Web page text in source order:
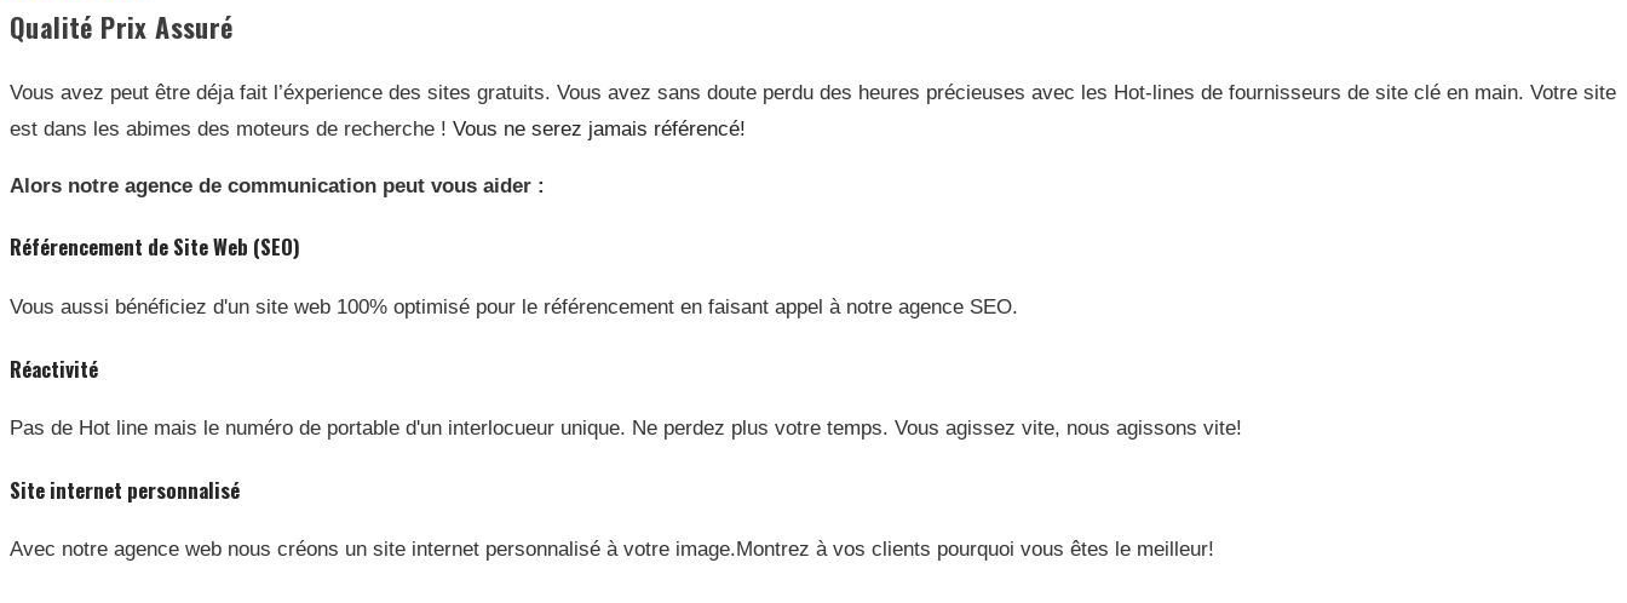
Qualité Prix Assuré
Vous avez peut être déja fait l’éxperience des sites gratuits. Vous avez sans doute perdu des heures précieuses avec les Hot-lines de fournisseurs de site clé en main. Votre site
est dans les abimes des moteurs de recherche ! Vous ne serez jamais référencé!
Alors notre agence de communication peut vous aider :
Référencement de Site Web (SEO)
Vous aussi bénéficiez d'un site web 100% optimisé pour le référencement en faisant appel à notre agence SEO.
Réactivité
Pas de Hot line mais le numéro de portable d'un interlocueur unique. Ne perdez plus votre temps. Vous agissez vite, nous agissons vite!
Site internet personnalisé
Avec notre agence web nous créons un site internet personnalisé à votre image.Montrez à vos clients pourquoi vous êtes le meilleur!